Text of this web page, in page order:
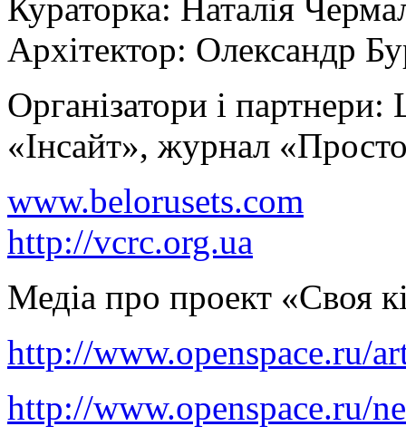
Кураторка: Наталія
Архітектор: Олександр
Організатори і партнери:
«Інсайт», журнал
www.belorusets.com
http://vcrc.org.ua
Медіа про проект «Своя
http://www.openspace.ru/
http://www.openspace.ru/